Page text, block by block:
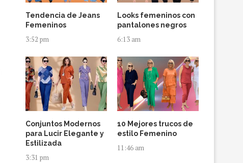
Tendencia de Jeans
Femeninos
3:52 pm
Looks femeninos con
pantalones negros
6:13 am
Conjuntos Modernos
para Lucir Elegante y
Estilizada
3:31 pm
10 Mejores trucos de
estilo Femenino
11:46 am